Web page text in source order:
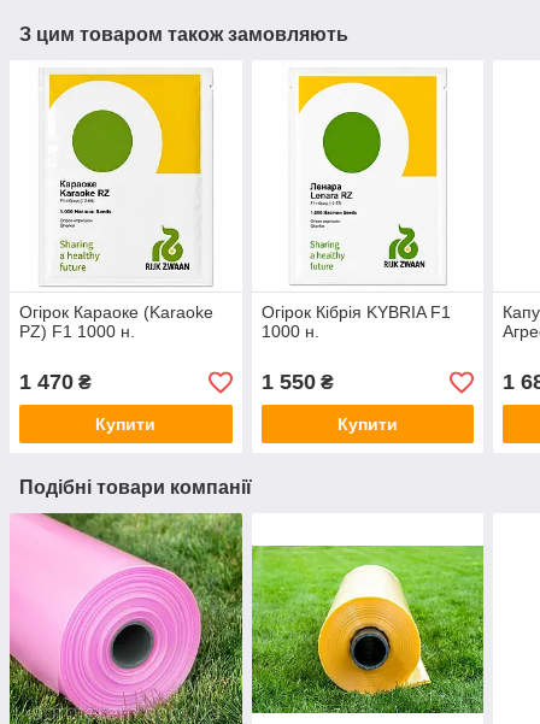
З цим товаром також замовляють
Огірок Караоке (Karaoke
PZ) F1 1000 н.
1 470 ₴
Купити
Огірок Кібрія KYBRIA F1
1000 н.
1 550₴
Купити
1
Подібні товари компанії